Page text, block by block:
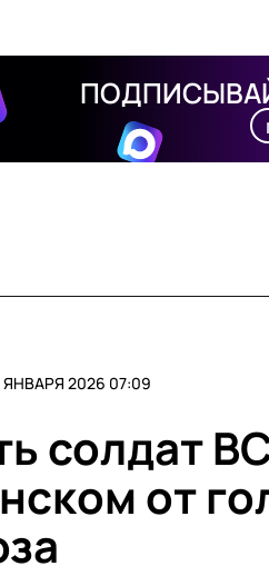
ЯНВАРЯ 2026 07:09
солдат
от